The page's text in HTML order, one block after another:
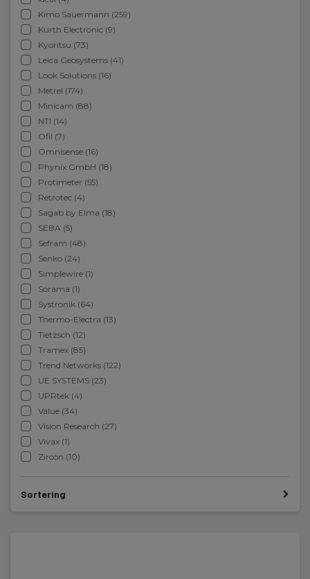
Kimo Sauermann (259)
Kurth Electronic (9)
Kyoritsu (73)
Leica Geosystems (41)
Look Solutions (16)
Metrel (174)
Minicam (88)
NTI (14)
Ofil (7)
Omnisense (16)
Phynix GmbH (18)
Protimeter (55)
Retrotec (4)
Sagab by Elma (18)
SEBA (5)
Sefram (48)
Senko (24)
Simplewire (1)
Sorama (1)
Systronik (64)
Thermo-Electra (13)
Tietzsch (12)
Tramex (85)
Trend Networks (122)
UE SYSTEMS (23)
UPRtek (4)
Value (34)
Vision Research (27)
Vivax (1)
Zircon (10)
Sortering